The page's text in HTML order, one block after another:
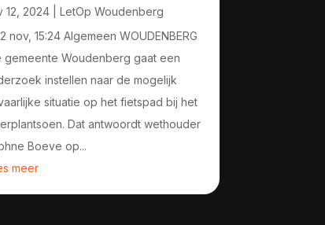
12, 2024| LetOp Woudenberg
nov, 15:24 Algemeen WOUDENBERG
gemeente Woudenberg gaat een
instellen naar de mogelijk
situatie op het fietspad bij het
Dat antwoordt wethouder
Boeve op...
meer